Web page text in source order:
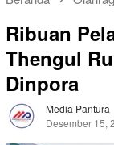
Ribuan
Thengul
Dinpora
Media Pantura
Desember 15,